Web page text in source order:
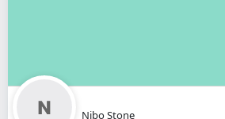
Nibo Stone